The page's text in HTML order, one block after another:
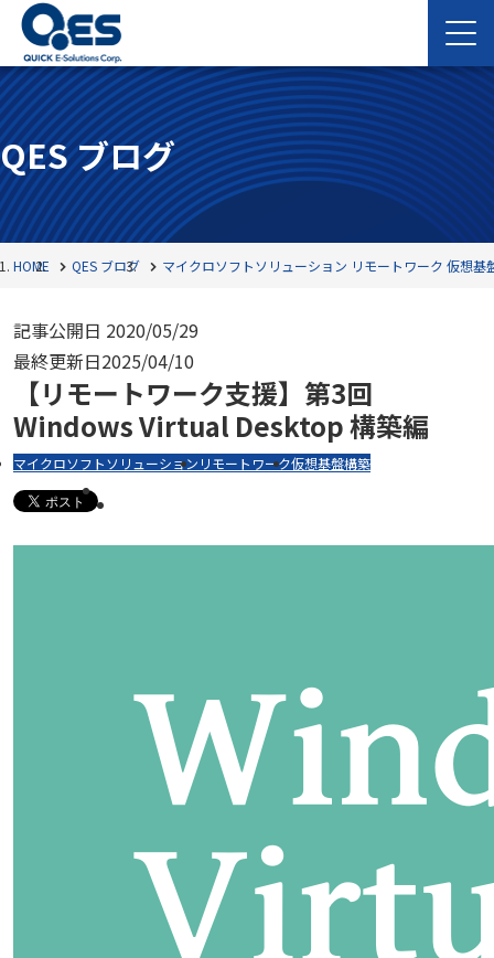
QES ブログ
HOME QES ブログ マイクロソフトソリューション リモートワーク 仮想基
記事公開日 2020/05/29
最終更新日2025/04/10
【リモートワーク支援】第3回
Windows Virtual Desktop 構築編
マイクロソフトソリューション リモートワーク仮想基盤構築